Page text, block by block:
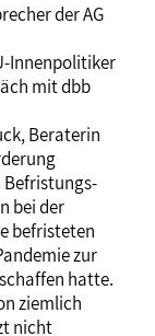
der AG
Innenpolitiker
mit dbb
Beraterin
bei der
befristeten
zur
hatte.
ziemlich
nicht